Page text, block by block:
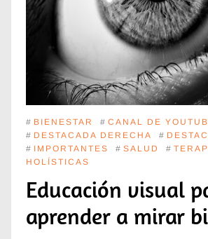
# BIENESTAR # CANAL DE
# DESTACADA DERECHA #
# IMPORTANTES # SALUD #
HOLÍSTICAS
Educación visual
aprender a mirar